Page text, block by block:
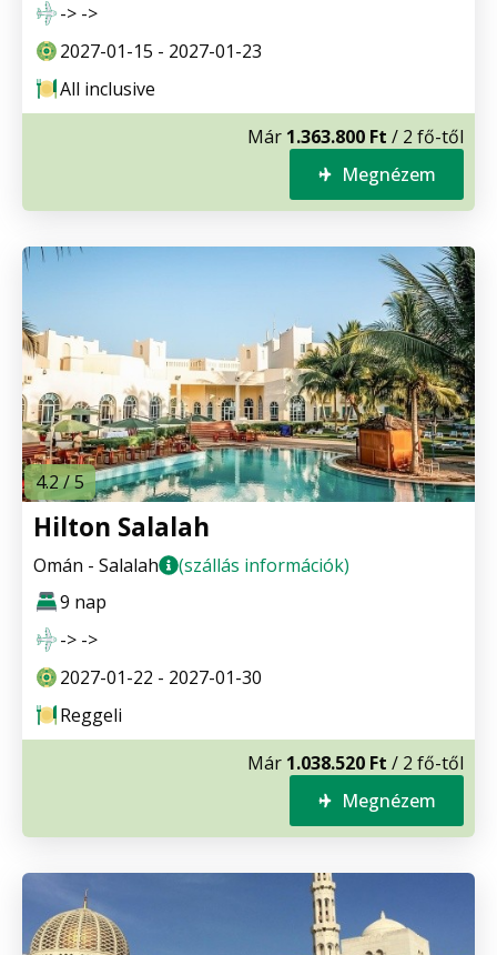
-> ->
2027-01-15 - 2027-01-23
All inclusive
Már 1.363.800 Ft / 2 fő-től
Megnézem
4.2 / 5
Hilton Salalah
Omán - Salalah
(szállás információk)
9 nap
-> ->
2027-01-22 - 2027-01-30
Reggeli
Már 1.038.520 Ft / 2 fő-től
Megnézem